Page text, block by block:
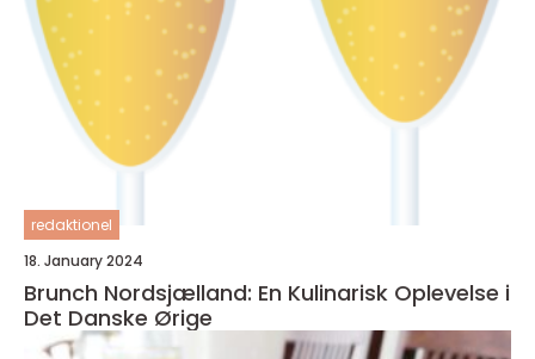
redaktionel
18. January 2024
Brunch Nordsjælland: En Kulinarisk Oplevelse i
Det Danske Ørige